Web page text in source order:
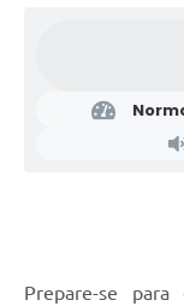
Prepare-se